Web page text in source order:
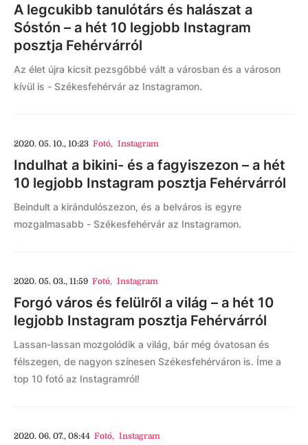
A legcukibb tanulótárs és halászat a
Sóstón – a hét 10 legjobb Instagram
posztja Fehérvárról
Az élet újra kicsit pezsgőbbé vált a városban és a városon
kívül is - Székesfehérvár az Instagramon.
2020. 05. 10., 10:23 Fotó, Instagram
Indulhat a bikini- és a fagyiszezon – a hét
10 legjobb Instagram posztja Fehérvárról
Beindult a kirándulószezon, és a belváros is egyre
mozgalmasabb - Székesfehérvár az Instagramon.
2020. 05. 03., 11:59 Fotó, Instagram
Forgó város és felülről a világ – a hét 10
legjobb Instagram posztja Fehérvárról
Lassan-lassan mozgolódik a világ, bár még óvatosan és
félszegen, de nagyon színesen Székesfehérváron is. Íme a
top 10 fotó az Instagramról!
2020. 06. 07., 08:44 Fotó, Instagram